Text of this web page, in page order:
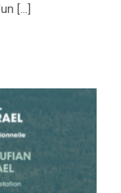
[...]